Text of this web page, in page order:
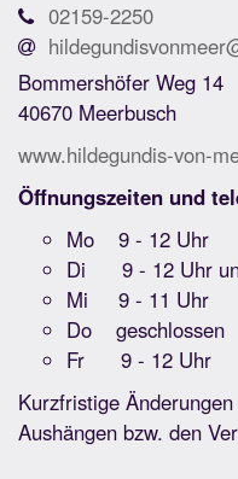
02159-2250
Bommershöfer Weg 14
40670 Meerbusch
www.hildegundis-von-
Öffnungszeiten und
Mo 9 - 12 Uhr
Di 9 - 12 Uhr
Mi 9 - 11 Uhr
Do geschlossen
Fr 9 - 12 Uhr
Kurzfristige
Aushängen bzw. den